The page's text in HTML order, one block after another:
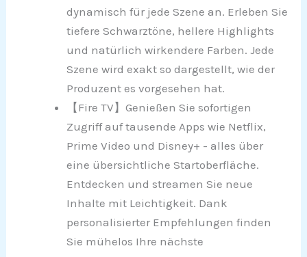
dynamisch für jede Szene an. Erleben Sie
tiefere Schwarztöne, hellere Highlights
und natürlich wirkendere Farben. Jede
Szene wird exakt so dargestellt, wie der
Produzent es vorgesehen hat.
【Fire TV】Genießen Sie sofortigen
Zugriff auf tausende Apps wie Netflix,
Prime Video und Disney+ - alles über
eine übersichtliche Startoberfläche.
Entdecken und streamen Sie neue
Inhalte mit Leichtigkeit. Dank
personalisierter Empfehlungen finden
Sie mühelos Ihre nächste